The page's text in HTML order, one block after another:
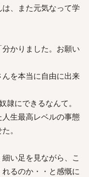
、また元気なって学
かりました。お願い
を本当に自由に出来
隷にできるなんて。
生最高レベルの事態
。
い足を見ながら、こ
るのか・・と感慨に